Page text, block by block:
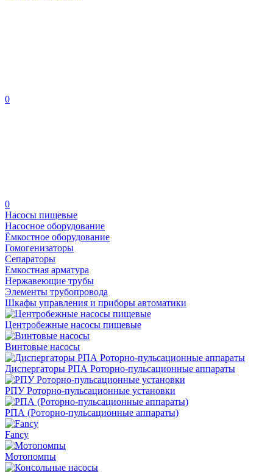
0
0
Насосы пищевые
Насосное оборудование
Ёмкостное оборудование
Гомогенизаторы
Сепараторы
Емкостная арматура
Нержавеющие трубы
Элементы трубопровода
Шкафы управления и приборы автоматики
Центробежные насосы пищевые
Винтовые насосы
Диспергаторы РПА Роторно-пульсационные аппараты
РПУ Роторно-пульсационные установки
РПА (Роторно-пульсационные аппараты)
Fancy
Мотопомпы